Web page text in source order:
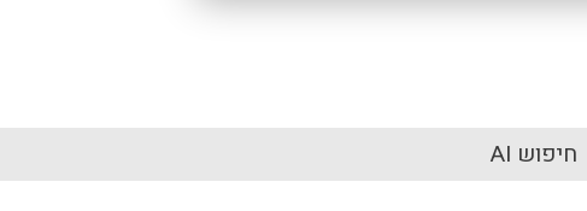
חיפוש AI